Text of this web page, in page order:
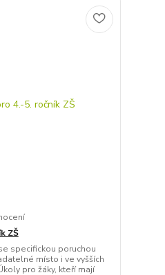
ZŠ
specifickou poruchou
místo i ve vyšších
pro žáky, kteří mají